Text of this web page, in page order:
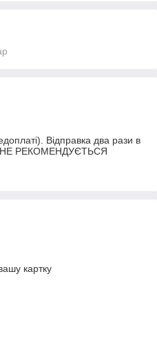
Відправка два рази в
НЕ РЕКОМЕНДУЄТЬСЯ
картку